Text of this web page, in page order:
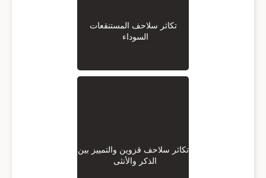
تكاثر سلاحف المستنقعات
السوداء
تكاثر سلاحف قزوين والتمييز بين
الذكر والأنثى